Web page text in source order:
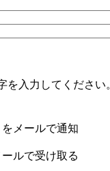
入力してください。
メールで通知
ルで受け取る